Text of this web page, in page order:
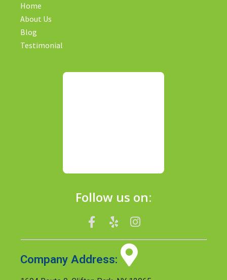
Home
About Us
Blog
Testimonial
Follow us on:
Company Address: